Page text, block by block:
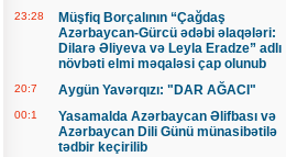
23:28
Müşfiq Borçalının “Çağdaş
Azərbaycan-Gürcü ədəbi əlaqələri:
Dilarə Əliyeva və Leyla Eradze” adlı
növbəti elmi məqaləsi çap olunub
20:7 Aygün Yavərqızı: "DAR AĞACI"
00:1
Yasamalda Azərbaycan Əlifbası və
Azərbaycan Dili Günü münasibətilə
tədbir keçirilib